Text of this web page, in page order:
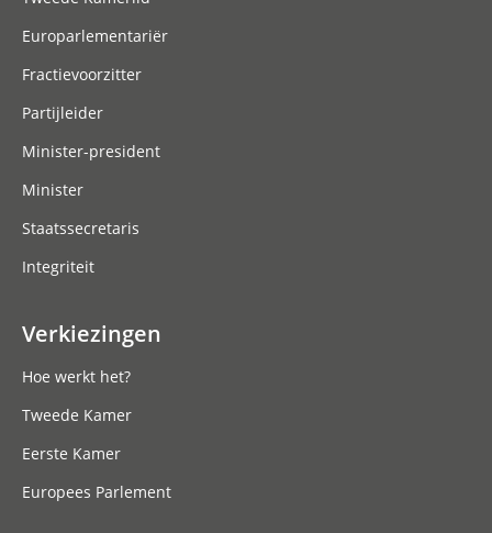
Europarlementariër
Fractievoorzitter
Partijleider
Minister-president
Minister
Staatssecretaris
Integriteit
Verkiezingen
Hoe werkt het?
Tweede Kamer
Eerste Kamer
Europees Parlement